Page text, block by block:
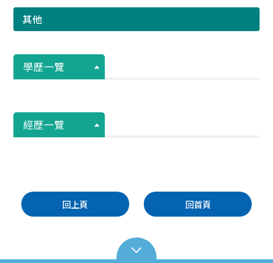
其他
學歷一覽
經歷一覽
回上頁 回首頁